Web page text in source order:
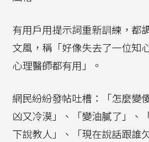
有用戶用提示詞重新訓練，都
文風，稱「好像失去了一位知
心理醫師都有用」。
網民紛紛發帖吐槽：「怎麼變
凶又冷漠」、「變油膩了」、
下說教人」、「現在說話跟誰